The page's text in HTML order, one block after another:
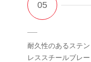
耐久性のあるステン
レススチールブレー